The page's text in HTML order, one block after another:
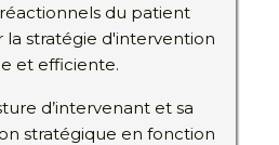
du patient
la stratégie d'intervention
et efficiente.
d’intervenant et sa
stratégique en fonction